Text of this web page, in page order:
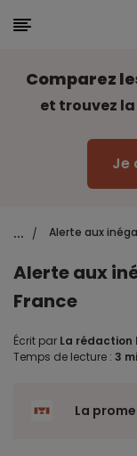
Comparez
et trouvez
Je
... / Alerte aux
Alerte aux
France
Écrit par La rédaction
Temps de lecture : 3
La